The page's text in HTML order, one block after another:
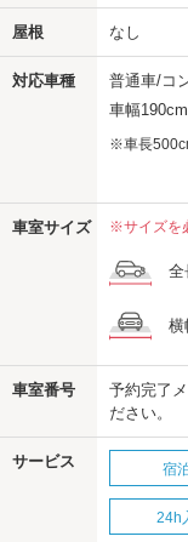
屋根 なし
対応車種
普通車/コ
車幅
※車長
車室サイズ ※サイズを
全
横
車室番号
予約完了
ださい。
サービス 宿
24h